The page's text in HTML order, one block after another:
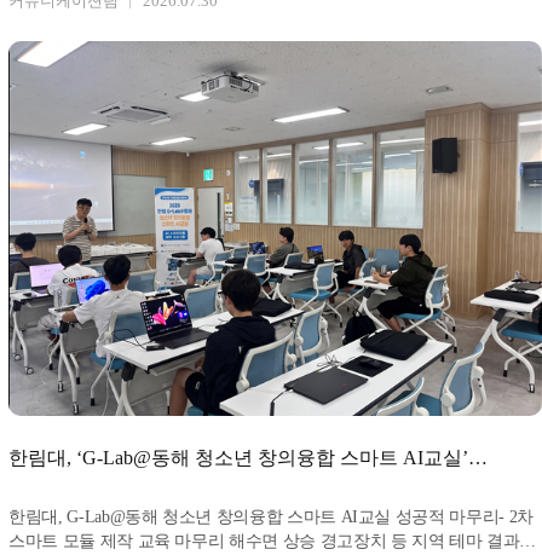
한림대, ‘G-Lab@동해 청소년 창의융합 스마트 AI교실’
한림대, G-Lab@동해 청소년 창의융합 스마트 AI교실 성공적 마무리- 2차
스마트 모듈 제작 교육 마무리 해수면 상승 경고장치 등 지역 테마 결과물